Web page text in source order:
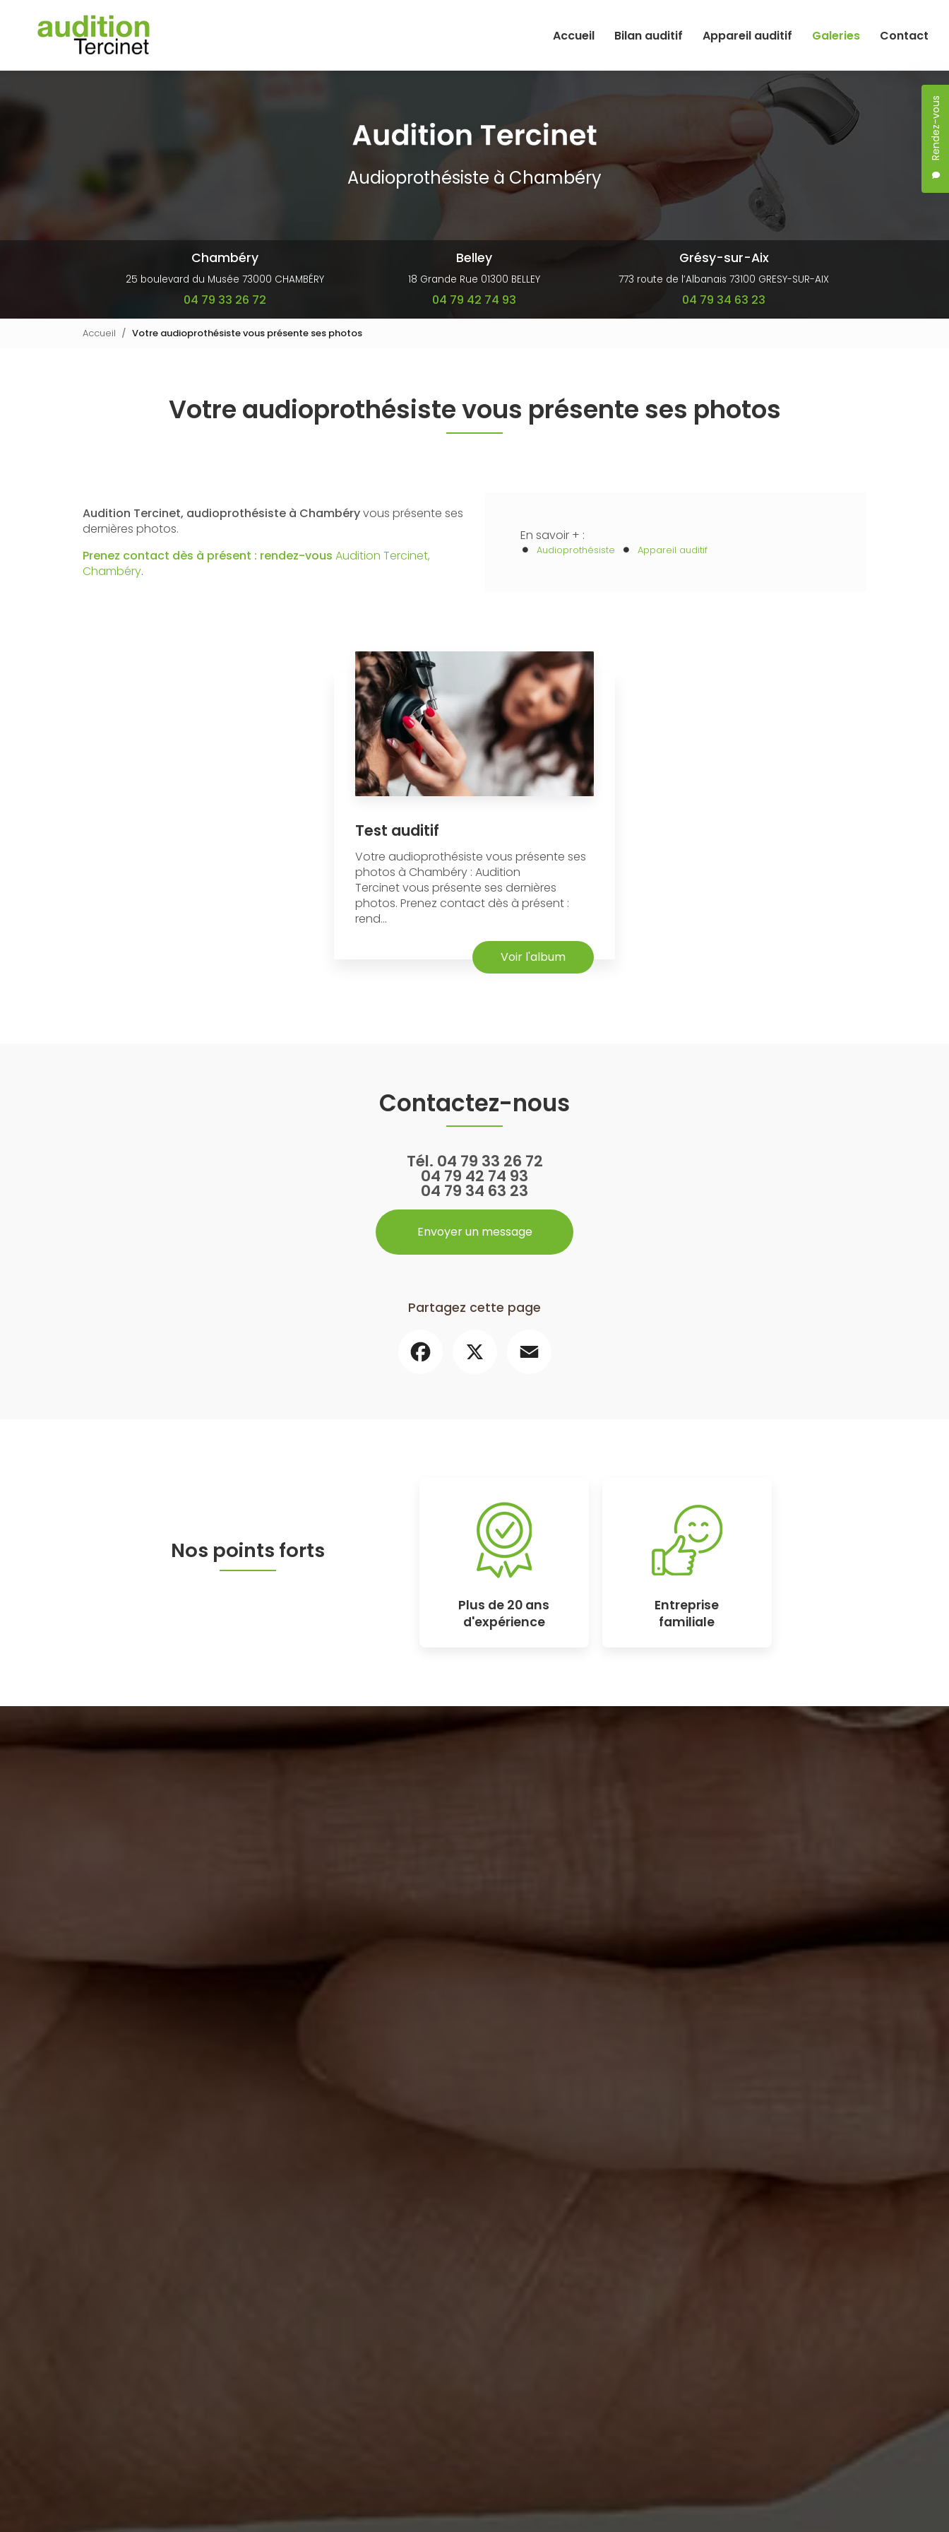
contenu
Rendez-vous
Accueil
Bilan auditif Appareil auditif Galeries Contact
Audioprothésiste à Chambéry
Chambéry
25 boulevard du Musée 73000 CHAMBÉRY
04 79 33 26 72
Belley
18 Grande Rue 01300 BELLEY
04 79 42 74 93
Grésy-sur-Aix
773 route de l’Albanais 73100 GRESY-SUR-AIX
04 79 34 63 23
Accueil Votre audioprothésiste vous présente ses photos
Votre audioprothésiste vous présente ses photos
Audition Tercinet, audioprothésiste à Chambéryvous présente ses
dernières photos.
Prenez contact dès à présent : rendez-vous Audition Tercinet,
Chambéry.
En savoir + :
Audioprothésiste Appareil auditif
Test auditif
Votre audioprothésiste vous présente ses
photos à Chambéry : Audition
Tercinet vous présente ses dernières
photos. Prenez contact dès à présent :
rend...
Voir l'album
Contactez-nous
Tél. 04 79 33 26 72
04 79 42 74 93
04 79 34 63 23
Envoyer un message
Partagez cette page
Nos points forts
Plus de 20 ans
d'expérience
Entreprise
familiale